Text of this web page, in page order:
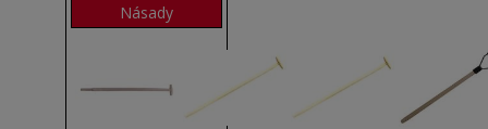
Násady